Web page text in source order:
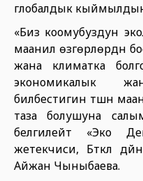
глобалдык кыймылдын
«Биз коомубуздун
маанилүү
жана климатка
экономикалык
билбестигин түшүнүү
таза болушуна
белгилейт «Эко
жетекчиси, Бүткүл
Айжан Чыныбаева.